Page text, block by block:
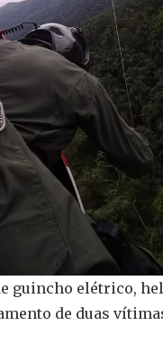
guincho elétrico,
de duas